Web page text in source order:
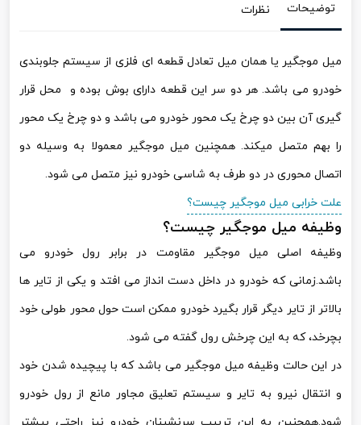
توضیحات نظرات
میل موجگیر یا همان میل تعادل قطعه ای فلزی از سیستم جلوبندی
خودرو می باشد. هر دو سر این قطعه دارای بوش بوده و محل قرار
گیری آن بین دو چرخ یک محور خودرو می باشد و دو چرخ یک محور
را بهم متصل میکند. همچنین میل موجگیر معمولا به وسیله دو
اتصال محوری در دو طرف به شاسی خودرو نیز متصل می شود.
علت خرابی میل موجگیر چیست؟
وظیفه میل موجگیر چیست؟
وظیفه اصلی میل موجگیر مقاومت در برابر رول خودرو می
باشد.زمانی که خودرو در داخل دست انداز می افتد و یکی از تایر ها
بالاتر از تایر دیگر قرار بگیرد خودرو ممکن است حول محور طولی خود
بچرخد، که به این چرخش رول گفته می شود.
در این حالت وظیفه میل موجگیر می باشد که با پیچیده شدن خود
و انتقال نیرو به تایر و سیستم تعلیق مجاور مانع از رول خودرو